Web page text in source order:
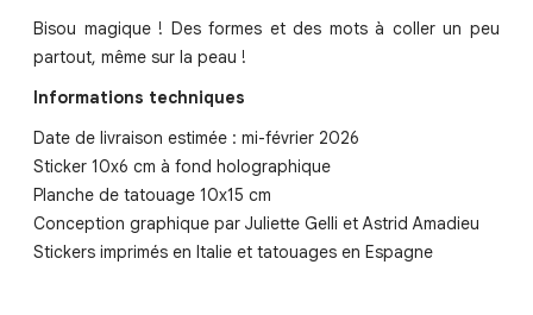
Bisou magique ! Des formes et des mots à coller un peu
partout, même sur la peau !
Informations techniques
Date de livraison estimée : mi-février 2026
Sticker 10x6 cm à fond holographique
Planche de tatouage 10x15 cm
Conception graphique par Juliette Gelli et Astrid Amadieu
Stickers imprimés en Italie et tatouages en Espagne